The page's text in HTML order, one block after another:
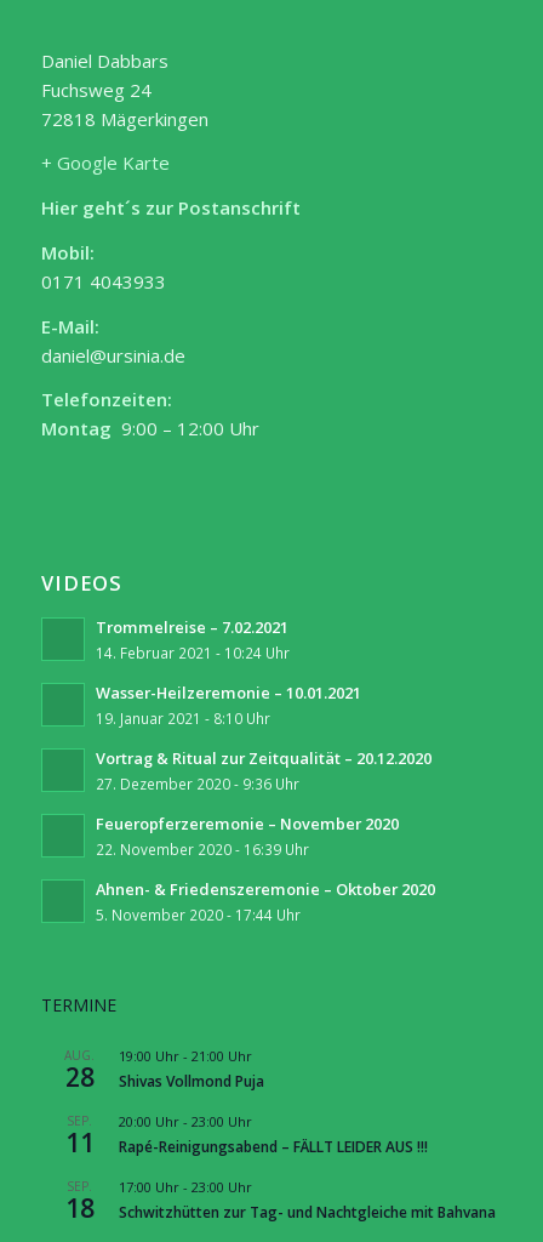
Daniel Dabbars
Fuchsweg 24
72818 Mägerkingen
+ Google Karte
Hier geht´s zur Postanschrift
Mobil:
0171 4043933
E-Mail:
daniel@ursinia.de
Telefonzeiten:
Montag 9:00 – 12:00 Uhr
VIDEOS
Trommelreise – 7.02.2021
14. Februar 2021 - 10:24 Uhr
Wasser-Heilzeremonie – 10.01.2021
19. Januar 2021 - 8:10 Uhr
Vortrag & Ritual zur Zeitqualität – 20.12.2020
27. Dezember 2020 - 9:36 Uhr
Feueropferzeremonie – November 2020
22. November 2020 - 16:39 Uhr
Ahnen- & Friedenszeremonie – Oktober 2020
5. November 2020 - 17:44 Uhr
TERMINE
AUG.
28
19:00 Uhr- 21:00 Uhr
Shivas Vollmond Puja
SEP.
11
20:00 Uhr- 23:00 Uhr
Rapé-Reinigungsabend – FÄLLT LEIDER AUS !!!
SEP.
18
17:00 Uhr- 23:00 Uhr
Schwitzhütten zur Tag- und Nachtgleiche mit Bahvana